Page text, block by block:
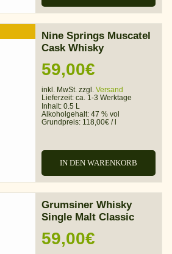
Nine Springs Muscatel
Cask Whisky
59,00€
inkl. MwSt. zzgl. Versand
Lieferzeit: ca. 1-3 Werktage
Inhalt: 0.5 L
Alkoholgehalt: 47 % vol
Grundpreis: 118,00€ /
IN DEN WARENKORB
Grumsiner Whisky
Single Malt Classic
59,00€